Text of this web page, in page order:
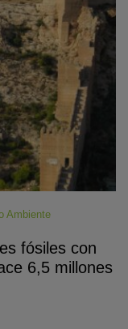
Ambiente
fósiles con
6,5 millones